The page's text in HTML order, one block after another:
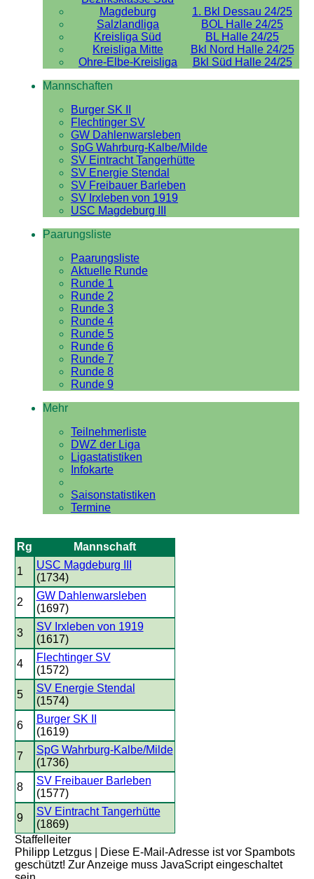
Magdeburg
1. Bkl Dessau 24/25
Salzlandliga
BOL Halle 24/25
Kreisliga Süd
BL Halle 24/25
Kreisliga Mitte
Bkl Nord Halle 24/25
Ohre-Elbe-Kreisliga
Bkl Süd Halle 24/25
Mannschaften
Burger SK II
Flechtinger SV
GW Dahlenwarsleben
SpG Wahrburg-Kalbe/Milde
SV Eintracht Tangerhütte
SV Energie Stendal
SV Freibauer Barleben
SV Irxleben von 1919
USC Magdeburg III
Paarungsliste
Paarungsliste
Aktuelle Runde
Runde 1
Runde 2
Runde 3
Runde 4
Runde 5
Runde 6
Runde 7
Runde 8
Runde 9
Mehr
Teilnehmerliste
DWZ der Liga
Ligastatistiken
Infokarte
Saisonstatistiken
Termine
Rg Mannschaft
1
USC Magdeburg III
(1734)
2
GW Dahlenwarsleben
(1697)
3
SV Irxleben von 1919
(1617)
4
Flechtinger SV
(1572)
5
SV Energie Stendal
(1574)
6
Burger SK II
(1619)
7
SpG Wahrburg-Kalbe/Milde
(1736)
8
SV Freibauer Barleben
(1577)
9
SV Eintracht Tangerhütte
(1869)
Staffelleiter
Philipp Letzgus |
Diese E-Mail-Adresse ist vor Spambots
geschützt! Zur Anzeige muss JavaScript eingeschaltet